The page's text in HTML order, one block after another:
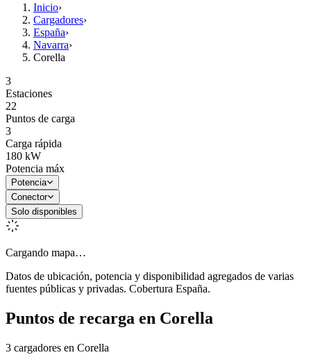
Inicio›
Cargadores›
España›
Navarra›
Corella
3
Estaciones
22
Puntos de carga
3
Carga rápida
180 kW
Potencia máx
Potencia
Conector
Solo disponibles
Cargando mapa…
Datos de ubicación, potencia y disponibilidad agregados de varias
fuentes públicas y privadas. Cobertura España.
Puntos de recarga en Corella
3 cargadores en Corella